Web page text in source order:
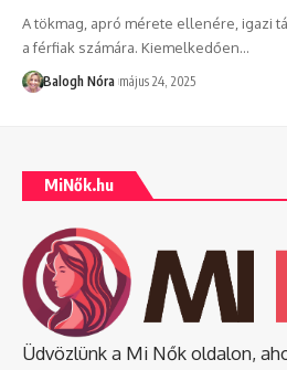
A tökmag, apró mérete ellenére, igazi
a férfiak számára. Kiemelkedően…
Balogh Nóra május 24, 2025
MiNők.hu
Üdvözlünk a Mi Nők oldalon,